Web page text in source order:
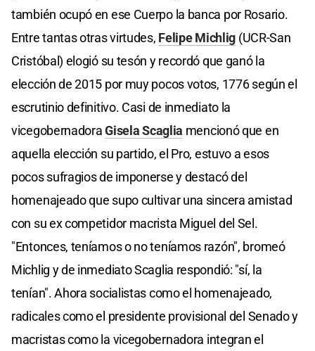
también ocupó en ese Cuerpo la banca por Rosario.
Entre tantas otras virtudes, Felipe Michlig (UCR-San
Cristóbal) elogió su tesón y recordó que ganó la
elección de 2015 por muy pocos votos, 1776 según el
escrutinio definitivo. Casi de inmediato la
vicegobernadoraGisela Scaglia mencionó que en
aquella elección su partido, el Pro, estuvo a esos
pocos sufragios de imponerse y destacó del
homenajeado que supo cultivar una sincera amistad
con su ex competidor macrista Miguel del Sel.
"Entonces, teníamos o no teníamos razón", bromeó
Michlig y de inmediato Scaglia respondió: "sí, la
tenían". Ahora socialistas como el homenajeado,
radicales como el presidente provisional del Senado y
macristas como la vicegobernadora integran el